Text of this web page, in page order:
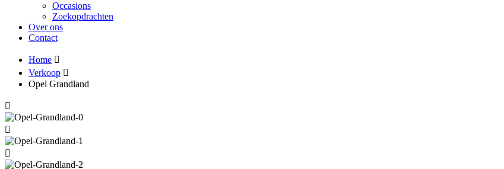
Occasions
Zoekopdrachten
Over ons
Contact
Home
Verkoop
Opel Grandland